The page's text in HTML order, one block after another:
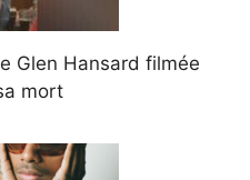
Glen Hansard filmée
mort